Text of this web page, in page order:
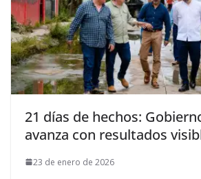
21 días de hechos:
avanza con resultados
23 de enero de 2026